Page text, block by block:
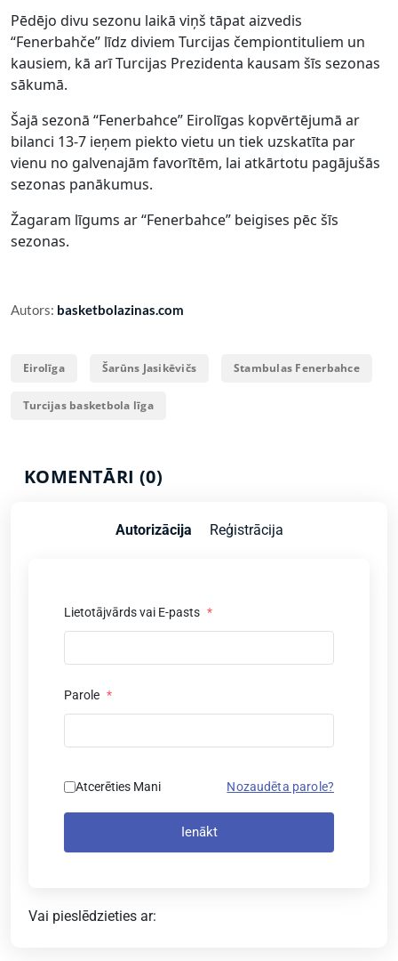
Pēdējo divu sezonu laikā viņš tāpat aizvedis
“Fenerbahče” līdz diviem Turcijas čempiontituliem un
kausiem, kā arī Turcijas Prezidenta kausam šīs sezonas
sākumā.
Šajā sezonā “Fenerbahce” Eirolīgas kopvērtējumā ar
bilanci 13-7 ieņem piekto vietu un tiek uzskatīta par
vienu no galvenajām favorītēm, lai atkārtotu pagājušās
sezonas panākumus.
Žagaram līgums ar “Fenerbahce” beigises pēc šīs
sezonas.
Autors: basketbolazinas.com
Eirolīga Šarūns Jasikēvičs Stambulas Fenerbahce
Turcijas basketbola līga
KOMENTĀRI (0)
Autorizācija Reģistrācija
Lietotājvārds vai E-pasts *
Parole *
Atcerēties Mani Nozaudēta parole?
Ienākt
Vai pieslēdzieties ar: